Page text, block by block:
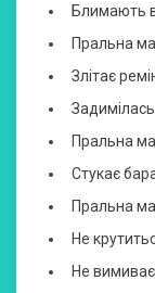
Блимають
Пральна
Злітає
Пральна
Стукає
Пральна
Не
Не